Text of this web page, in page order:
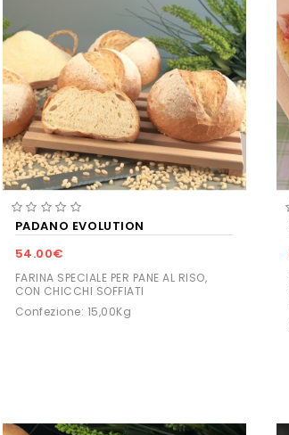
PADANO EVOLUTION
54.00€
FARINA SPECIALE PER PANE AL RISO,
CON CHICCHI SOFFIATI
Confezione: 15,00Kg